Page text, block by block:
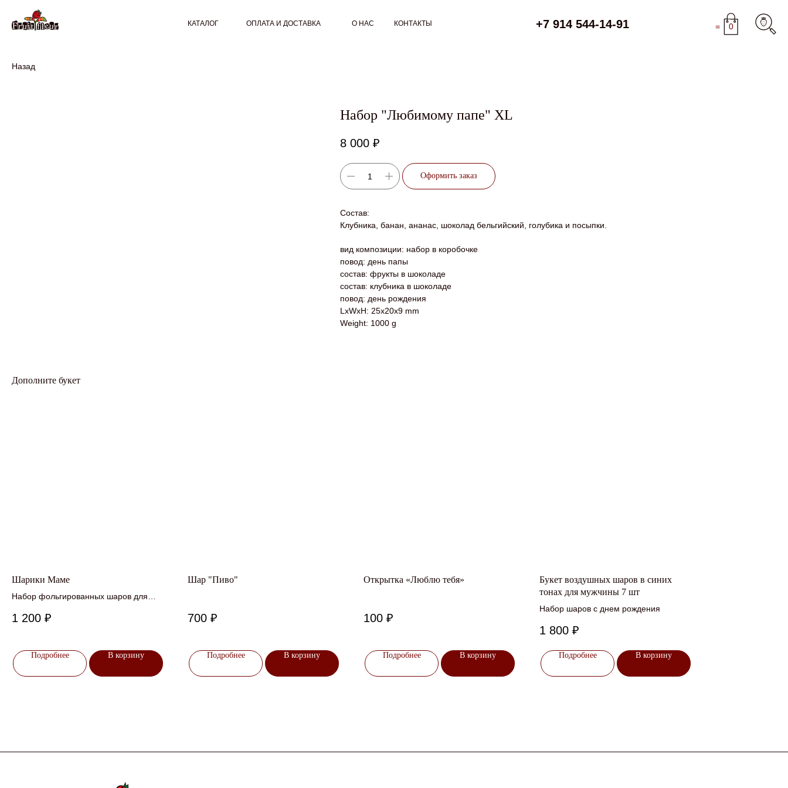
Назад
КАТАЛОГ ОПЛАТА И ДОСТАВКА О НАС +7 914 544-14-91 0
=
КОНТАКТЫ
Набор "Любимому папе" XL
8 000 ₽
Оформить заказ
Состав:
Клубника, банан, ананас, шоколад бельгийский, голубика и посыпки.
вид композиции: набор в коробочке
повод: день папы
состав: фрукты в шоколаде
состав: клубника в шоколаде
повод: день рождения
LxWxH: 25x20x9 mm
Weight: 1000 g
Дополните букет
Шарики Маме
Набор фольгированных шаров для
1 200 ₽
Подробнее В корзину
Шар "Пиво"
700 ₽
Подробнее В корзину
Открытка «Люблю тебя»
100 ₽
Подробнее В корзину
Букет воздушных шаров в синих
тонах для мужчины 7 шт
Набор шаров с днем рождения
1 800 ₽
Подробнее В корзину